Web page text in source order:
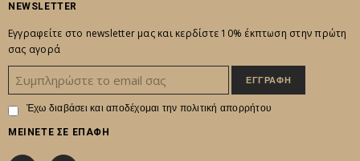
NEWSLETTER
Εγγραφείτε στο newsletter μας και κερδίστε 10% έκπτωση στην πρώτη
σας αγορά
Έχω διαβάσει και αποδέχομαι την πολιτική απορρήτου
ΜΕΙΝΕΤΕ ΣΕ ΕΠΑΦΗ